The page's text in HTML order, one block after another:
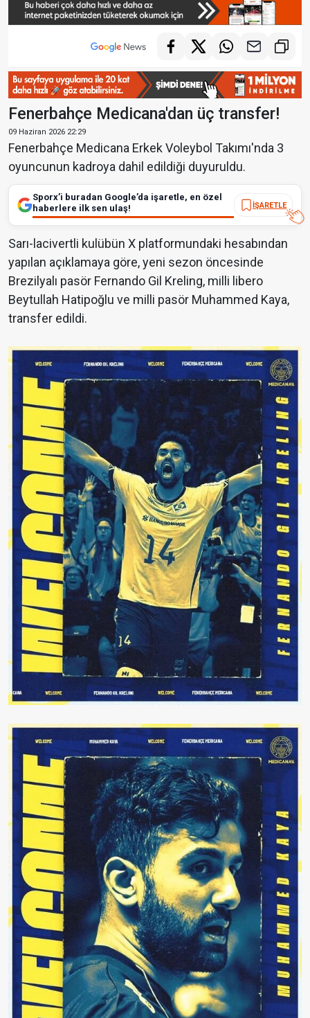
Fenerbahçe Medicana'dan üç transfer!
09 Haziran 2026 22:29
Fenerbahçe Medicana Erkek Voleybol Takımı'nda 3
oyuncunun kadroya dahil edildiği duyuruldu.
Sporx’i buradan Google’da işaretle, en özel
haberlere ilk sen ulaş!
İŞARETLE
Sarı-lacivertli kulübün X platformundaki hesabından
yapılan açıklamaya göre, yeni sezon öncesinde
Brezilyalı pasör Fernando Gil Kreling, milli libero
Beytullah Hatipoğlu ve milli pasör Muhammed Kaya,
transfer edildi.